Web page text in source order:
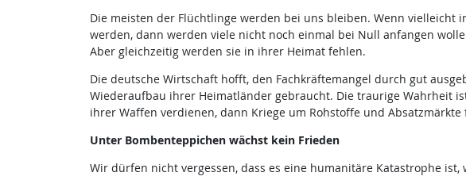
Die meisten der Flüchtlinge werden bei uns bleiben. Wenn
werden, dann werden viele nicht noch einmal bei Null anfangen
Aber gleichzeitig werden sie in ihrer Heimat fehlen.
Die deutsche Wirtschaft hofft, den Fachkräftemangel durch gut
Wiederaufbau ihrer Heimatländer gebraucht. Die traurige Wahrheit
ihrer Waffen verdienen, dann Kriege um Rohstoffe und
Unter Bombenteppichen wächst kein Frieden
Wir dürfen nicht vergessen, dass es eine humanitäre Katastrophe